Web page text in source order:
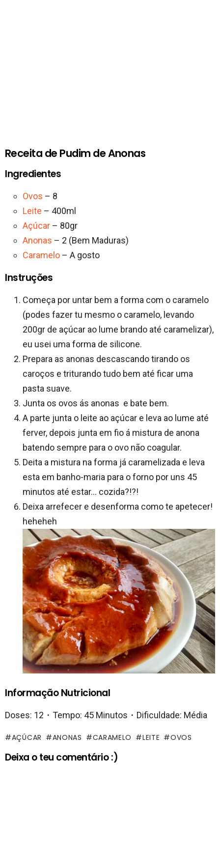
Receita de Pudim de Anonas
Ingredientes
Ovos – 8
Leite – 400ml
Açúcar – 80gr
Anonas – 2 (Bem Maduras)
Caramelo – A gosto
Instruções
Começa por untar bem a forma com o caramelo
(podes fazer tu mesmo o caramelo, levando
200gr de açúcar ao lume brando até caramelizar),
eu usei uma forma de silicone.
Prepara as anonas descascando tirando os
caroços e triturando tudo bem até ficar uma
pasta suave.
Junta os ovos ás anonas e bate bem.
A parte junta o leite ao açúcar e leva ao lume até
ferver, depois junta em fio á mistura de anona
batendo sempre para o ovo não coagular.
Deita a mistura na forma já caramelizada e leva
esta em banho-maria para o forno por uns 45
minutos até estar… cozida?!?!
Deixa arrefecer e desenforma como te apetecer!
heheheh
Informação Nutricional
Doses: 12・Tempo: 45 Minutos・Dificuldade: Média
AÇÚCAR ANONAS CARAMELO LEITE OVOS
Deixa o teu comentário :)